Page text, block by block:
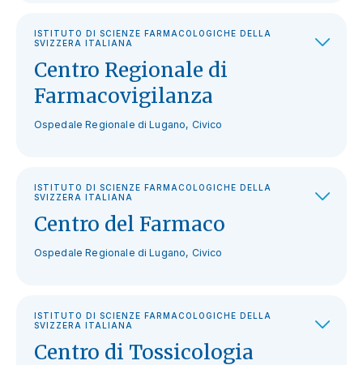
ISTITUTO DI SCIENZE FARMACOLOGICHE DELLA
SVIZZERA ITALIANA
Centro Regionale di
Farmacovigilanza
Ospedale Regionale di Lugano, Civico
ISTITUTO DI SCIENZE FARMACOLOGICHE DELLA
SVIZZERA ITALIANA
Centro del Farmaco
Ospedale Regionale di Lugano, Civico
ISTITUTO DI SCIENZE FARMACOLOGICHE DELLA
SVIZZERA ITALIANA
Centro di Tossicologia